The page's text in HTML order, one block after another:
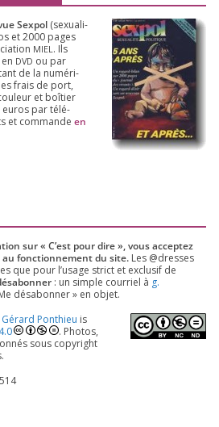
Sex­pol (sexua­li­
et2000 pages
MIEL . Ils
DVD ou par
de la numé­ri­
frais de port,
et boî­tier
euros par télé­
et com­mande en
sur « C’est pour dire », vous accep­tez
au fonc­tion­ne­ment du site. Les @dresses
que pour l’u­sage strict et exclu­sif de
: un simple cour­riel à g.​
désa­bon­ner » en objet.
Gérard Ponthieu is
4.0
. Photos,
sous copy­right